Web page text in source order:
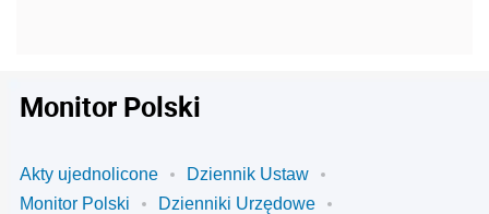
Monitor Polski
Akty ujednolicone
Dziennik Ustaw
Monitor Polski
Dzienniki Urzędowe